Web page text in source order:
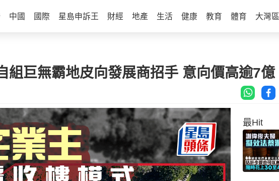
中國 國際 星島申訴王 財經 地產 生活 健康 教育 體育 大灣區
組巨無霸地皮向發展商招手 意向價高逾7億
最Hit